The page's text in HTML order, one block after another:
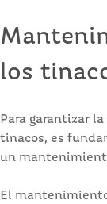
los
Para garantizar
tinacos, es
un
El